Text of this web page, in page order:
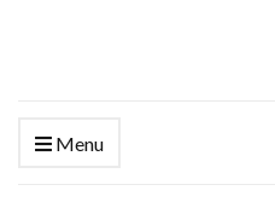
Menu